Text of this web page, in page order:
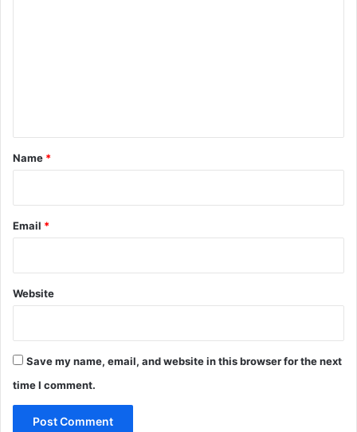
*
Name *
Email *
Website
Save my name, email, and website in this browser for the next
time I comment.